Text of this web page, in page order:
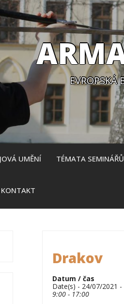
EVROPSKÁ
UMĚNÍ TÉMATA SEMINÁŘŮ
KONTAKT
Drakov
Datum / čas
Date(s) - 24/07/2021 -
9:00 - 17:00